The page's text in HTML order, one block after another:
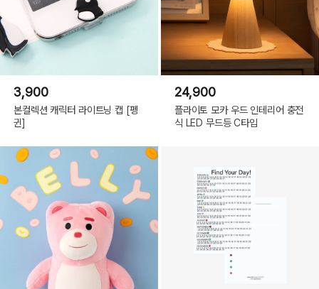
3,900
본컬렉션 캐릭터 라이트닝 캡 [펭
귄]
24,900
플라이토 모카 우드 인테리어 충전
식 LED 무드등 C타입